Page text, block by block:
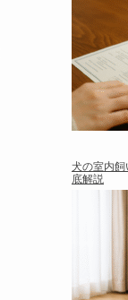
犬の室内
底解説